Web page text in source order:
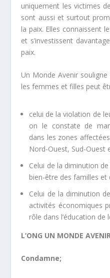
uniquement les victimes
sont aussi et surtout
la paix. Elles connaissent
et s’investissent
paix.
Un Monde Avenir
les femmes et filles peut
celui de la violation de
on le constate de
dans les zones
Nord-Ouest, Sud-Ouest
Celui de la diminution
bien-être des familles et
Celui de la diminution
activités économiques
rôle dans l’éducation de
L’ONG UN MONDE
Condamne;